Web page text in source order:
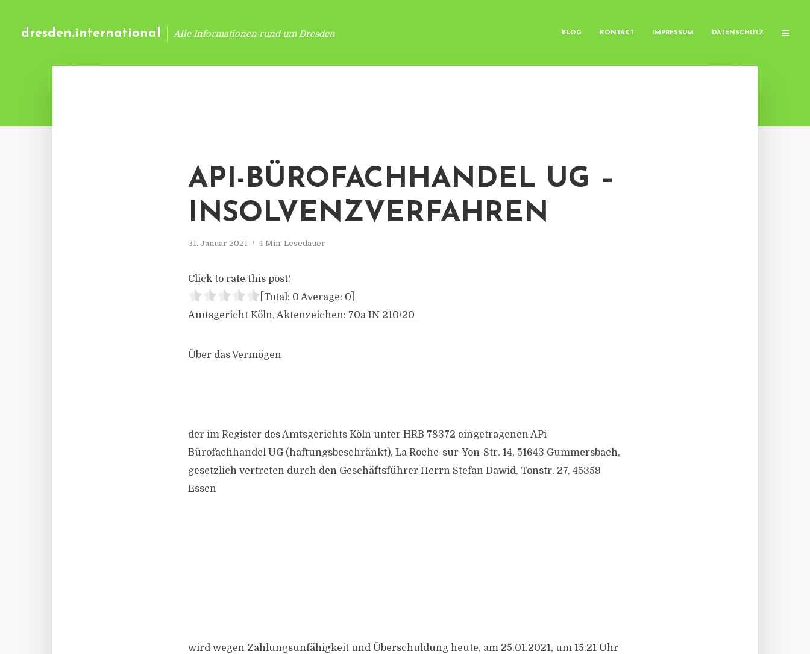
dresden.international Alle Informationen rund um Dresden BLOG KONTAKT IMPRESSUM DATENSCHUTZ
API-BÜROFACHHANDEL UG –
INSOLVENZVERFAHREN
31. Januar 2021 4 Min. Lesedauer
Click to rate this post!
[Total: 0 Average: 0
Amtsgericht Köln, Aktenzeichen: 70a IN 210/20
Über das Vermögen
der im Register des Amtsgerichts Köln unter HRB 78372 eingetragenen APi-
Bürofachhandel UG (haftungsbeschränkt), La Roche-sur-Yon-Str. 14, 51643 Gummersbach,
gesetzlich vertreten durch den Geschäftsführer Herrn Stefan Dawid, Tonstr. 27, 45359
Essen
wird wegen Zahlungsunfähigkeit und Überschuldung heute, am 25.01.2021, um 15:21 Uhr